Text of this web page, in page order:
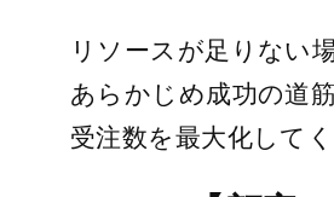
リソースが足りない
あらかじめ成功の道
受注数を最大化してく